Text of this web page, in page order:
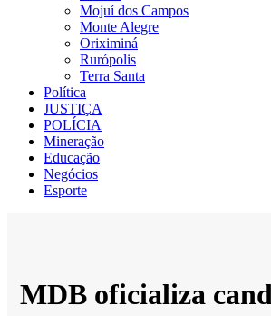
Mojuí dos Campos
Monte Alegre
Oriximiná
Rurópolis
Terra Santa
Política
JUSTIÇA
POLÍCIA
Mineração
Educação
Negócios
Esporte
MDB oficializa